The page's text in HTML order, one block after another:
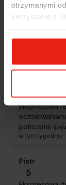
otrzymanymi
korzystania z
5
Jestem
sprawnie, bez
5
Ekspresowa
polecenia
w tym tygodniu
Piotr
5